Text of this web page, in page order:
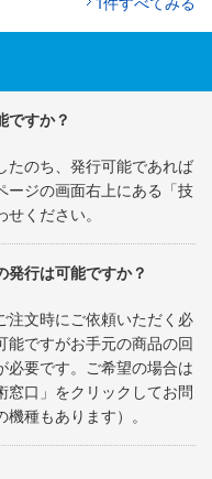
ですか？
たのち、発行可能であれば
ージの画面右上にある「技
ください。
発行は可能ですか？
注文時にご依頼いただく必
能ですがお手元の商品の回
必要です。ご希望の場合は
窓口」をクリックしてお問
種もあります）。